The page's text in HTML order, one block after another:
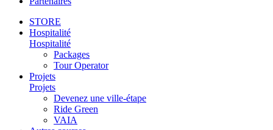
STORE
Hospitalité
Hospitalité
Packages
Tour Operator
Projets
Projets
Devenez une ville-étape
Ride Green
VAIA